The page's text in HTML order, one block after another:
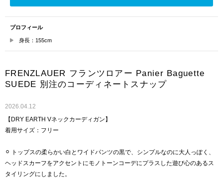
プロフィール
身長：155cm
FRENZLAUER フランツロアー Panier Baguette
SUEDE 別注のコーディネートスナップ
2026.04.12
【DRY EARTH Vネックカーディガン】
着用サイズ：フリー
⚪︎ トップスの柔らかい白とワイドパンツの黒で、シンプルなのに大人っぽく、
ヘッドスカーフをアクセントにモノトーンコーデにプラスした遊び心のあるス
タイリングにしました。